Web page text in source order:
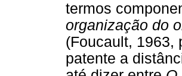
termos
organização do
(Foucault, 1963,
patente a